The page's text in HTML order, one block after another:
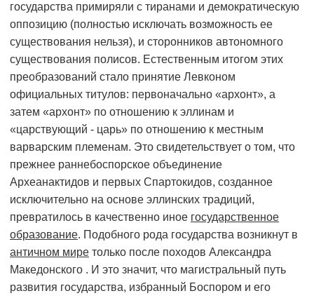
государства примиряли с тиранами и демократическую
оппозицию (полностью исключать возможность ее
существования нельзя), и сторонников автономного
существования полисов. Естественным итогом этих
преобразований стало принятие Левконом
официальных титулов: первоначально «архонт», а
затем «архонт» по отношению к эллинам и
«царствующий - царь» по отношению к местным
варварским племенам. Это свидетельствует о том, что
прежнее раннебоспорское объединение
Археанактидов и первых Спартокидов, созданное
исключительно на основе эллинских традиций,
превратилось в качественно иное государственное
образование. Подобного рода государства возникнут в
античном мире только после походов Александра
Македонского . И это значит, что магистральный путь
развития государства, избранный Боспором и его